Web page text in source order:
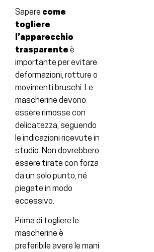
Sapere come
togliere
l’apparecchio
trasparente è
importante per evitare
deformazioni, rotture o
movimenti bruschi. Le
mascherine devono
essere rimosse con
delicatezza, seguendo
le indicazioni ricevute in
studio. Non dovrebbero
essere tirate con forza
da un solo punto, né
piegate in modo
eccessivo.
Prima di togliere le
mascherine è
preferibile avere le mani